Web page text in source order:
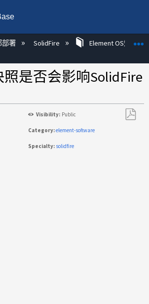
局层次
部署 SolidFire Element OS知识库
是否会影响SolidFire
Visibility: Public
Category:element-software
Specialty: solidfire